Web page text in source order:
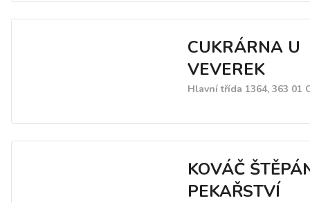
CUKRÁRNA U
VEVEREK
Hlavní třída 1364, 363 01
KOVÁČ
PEKAŘSTVÍ